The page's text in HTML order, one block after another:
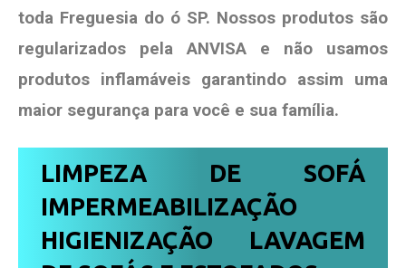
toda Freguesia do ó SP. Nossos produtos são
regularizados pela ANVISA e não usamos
produtos inflamáveis garantindo assim uma
maior segurança para você e sua família.
LIMPEZA DE SOFÁ
IMPERMEABILIZAÇÃO
HIGIENIZAÇÃO LAVAGEM